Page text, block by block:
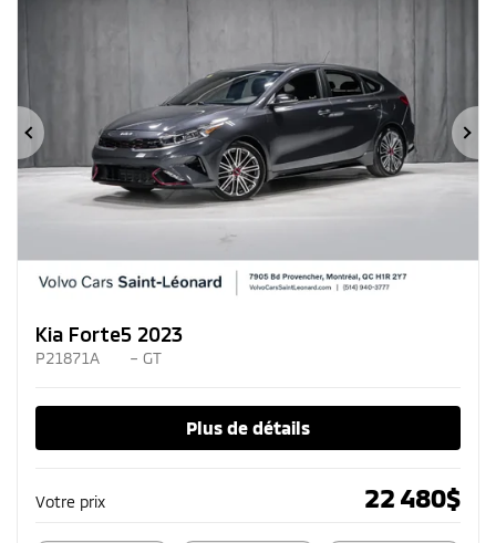
Précédent
Kia Forte5 2023
P21871A – GT
Plus de détails
Votre prix 22 480$